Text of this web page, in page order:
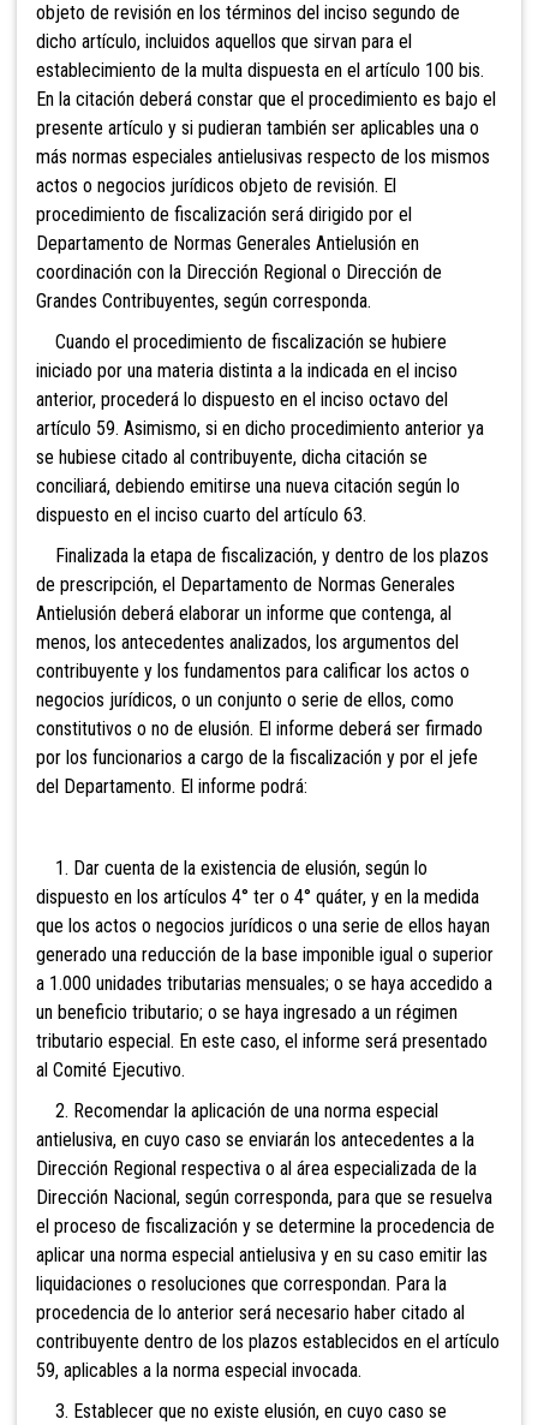
objeto de revisión en los términos del inciso segundo de
dicho artículo, incluidos aquellos que sirvan para el
establecimiento de la multa dispuesta en el artículo 100 bis.
En la citación deberá constar que el procedimiento es bajo el
presente artículo y si pudieran también ser aplicables una o
más normas especiales antielusivas respecto de los mismos
actos o negocios jurídicos objeto de revisión. El
procedimiento de fiscalización será dirigido por el
Departamento de Normas Generales Antielusión en
coordinación con la Dirección Regional o Dirección de
Grandes Contribuyentes, según corresponda.
Cuando el procedimiento de fiscalización se hubiere
iniciado por una materia distinta a la indicada en el inciso
anterior, procederá lo dispuesto en el inciso octavo del
artículo 59. Asimismo, si en dicho procedimiento anterior ya
se hubiese citado al contribuyente, dicha citación se
conciliará, debiendo emitirse una nueva citación según lo
dispuesto en el inciso cuarto del artículo 63.
Finalizada la etapa de fiscalización, y dentro de los plazos
de prescripción, el Departamento de Normas Generales
Antielusión deberá elaborar un informe que contenga, al
menos, los antecedentes analizados, los argumentos del
contribuyente y los fundamentos para calificar los actos o
negocios jurídicos, o un conjunto o serie de ellos, como
constitutivos o no de elusión. El informe deberá ser firmado
por los funcionarios a cargo de la fiscalización y por el jefe
del Departamento. El informe podrá:
1. Dar cuenta de la existencia de elusión, según lo
dispuesto en los artículos 4° ter o 4° quáter, y en la medida
que los actos o negocios jurídicos o una serie de ellos hayan
generado una reducción de la base imponible igual o superior
a 1.000 unidades tributarias mensuales; o se haya accedido a
un beneficio tributario; o se haya ingresado a un régimen
tributario especial. En este caso, el informe será presentado
al Comité Ejecutivo.
2. Recomendar la aplicación de una norma especial
antielusiva, en cuyo caso se enviarán los antecedentes a la
Dirección Regional respectiva o al área especializada de la
Dirección Nacional, según corresponda, para que se resuelva
el proceso de fiscalización y se determine la procedencia de
aplicar una norma especial antielusiva y en su caso emitir las
liquidaciones o resoluciones que correspondan. Para la
procedencia de lo anterior será necesario haber citado al
contribuyente dentro de los plazos establecidos en el artículo
59, aplicables a la norma especial invocada.
3. Establecer que no existe elusión, en cuyo caso se